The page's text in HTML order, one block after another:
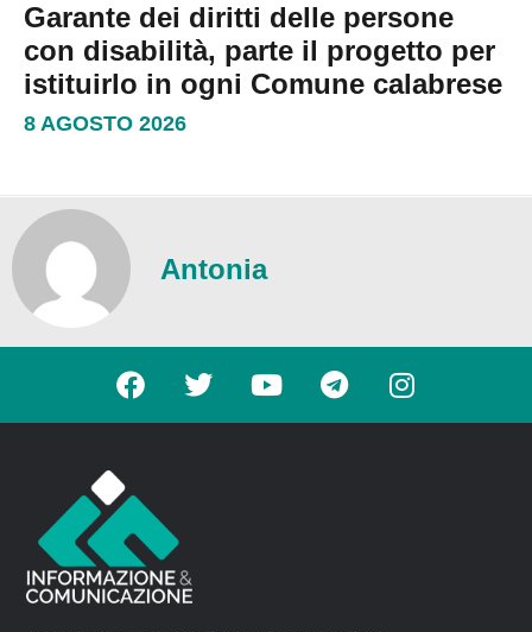
Garante dei diritti delle persone
con disabilità, parte il progetto per
istituirlo in ogni Comune calabrese
8 AGOSTO 2026
Antonia